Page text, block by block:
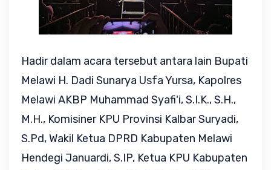
Hadir dalam acara tersebut antara lain Bupati
Melawi H. Dadi Sunarya Usfa Yursa, Kapolres
Melawi AKBP Muhammad Syafi'i, S.I.K., S.H.,
M.H., Komisiner KPU Provinsi Kalbar Suryadi,
S.Pd, Wakil Ketua DPRD Kabupaten Melawi
Hendegi Januardi, S.IP, Ketua KPU Kabupaten